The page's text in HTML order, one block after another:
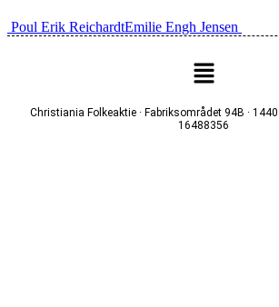
Indlæg
Poul Erik ReichardtEmilie Engh Jensen
Menu
Christiania Folkeaktie · Fabriksområdet 94B · 1440
16488356